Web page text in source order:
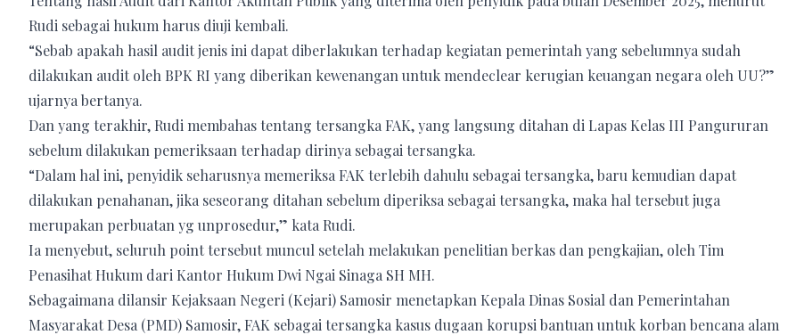
Rudi sebagai hukum harus diuji kembali.
“Sebab apakah hasil audit jenis ini dapat diberlakukan terhadap kegiatan pemerintah yang sebelumnya sudah
dilakukan audit oleh BPK RI yang diberikan kewenangan untuk mendeclear kerugian keuangan negara oleh UU?”
ujarnya bertanya.
Dan yang terakhir, Rudi membahas tentang tersangka FAK, yang langsung ditahan di Lapas Kelas III Pangururan
sebelum dilakukan pemeriksaan terhadap dirinya sebagai tersangka.
“Dalam hal ini, penyidik seharusnya memeriksa FAK terlebih dahulu sebagai tersangka, baru kemudian dapat
dilakukan penahanan, jika seseorang ditahan sebelum diperiksa sebagai tersangka, maka hal tersebut juga
merupakan perbuatan yg unprosedur,” kata Rudi.
Ia menyebut, seluruh point tersebut muncul setelah melakukan penelitian berkas dan pengkajian, oleh Tim
Penasihat Hukum dari Kantor Hukum Dwi Ngai Sinaga SH MH.
Sebagaimana dilansir Kejaksaan Negeri (Kejari) Samosir menetapkan Kepala Dinas Sosial dan Pemerintahan
Masyarakat Desa (PMD) Samosir, FAK sebagai tersangka kasus dugaan korupsi bantuan untuk korban bencana alam